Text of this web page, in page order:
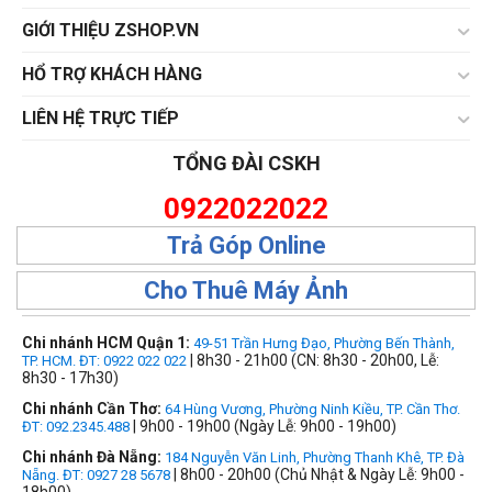
GIỚI THIỆU ZSHOP.VN
HỔ TRỢ KHÁCH HÀNG
LIÊN HỆ TRỰC TIẾP
TỔNG ĐÀI CSKH
0922022022
Trả Góp Online
Cho Thuê Máy Ảnh
Chi nhánh HCM Quận 1: 49-51 Trần Hưng Đạo, Phường Bến Thành,
TP. HCM. ĐT: 0922 022 022 | 8h30 - 21h00 (CN: 8h30 - 20h00, Lễ:
8h30 - 17h30)
Chi nhánh Cần Thơ: 64 Hùng Vương, Phường Ninh Kiều, TP. Cần Thơ.
ĐT: 092.2345.488 | 9h00 - 19h00 (Ngày Lễ: 9h00 - 19h00)
Chi nhánh Đà Nẵng: 184 Nguyễn Văn Linh, Phường Thanh Khê, TP. Đà
Nẵng. ĐT: 0927 28 5678 | 8h00 - 20h00 (Chủ Nhật & Ngày Lễ: 9h00 -